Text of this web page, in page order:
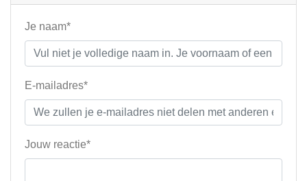
Je naam*
E-mailadres*
Jouw reactie*